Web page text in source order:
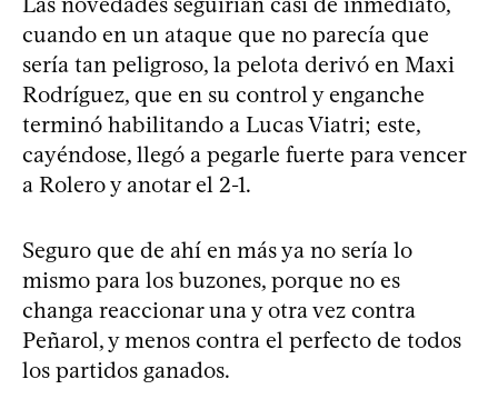
cuando en un ataque que no parecía que
sería tan peligroso, la pelota derivó en Maxi
Rodríguez, que en su control y enganche
terminó habilitando a Lucas Viatri; este,
cayéndose, llegó a pegarle fuerte para vencer
a Rolero y anotar el 2-1.
Seguro que de ahí en más ya no sería lo
mismo para los buzones, porque no es
changa reaccionar una y otra vez contra
Peñarol, y menos contra el perfecto de todos
los partidos ganados.